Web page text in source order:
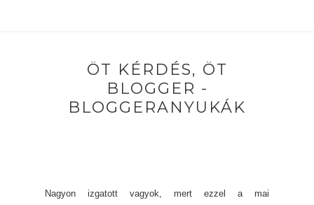
ÖT KÉRDÉS, ÖT
BLOGGER -
BLOGGERANYUKÁK
Nagyon izgatott vagyok, mert ezzel a mai